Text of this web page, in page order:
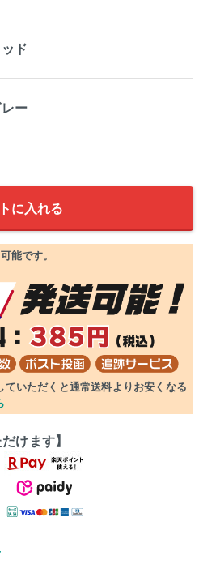
ド
ー
に入れる
能です。
いただくと通常送料よりお安くなる
けます】